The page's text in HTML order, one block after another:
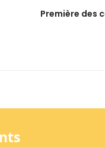
Première des